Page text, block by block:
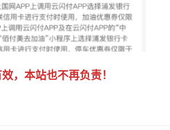
，本站也不再负责！